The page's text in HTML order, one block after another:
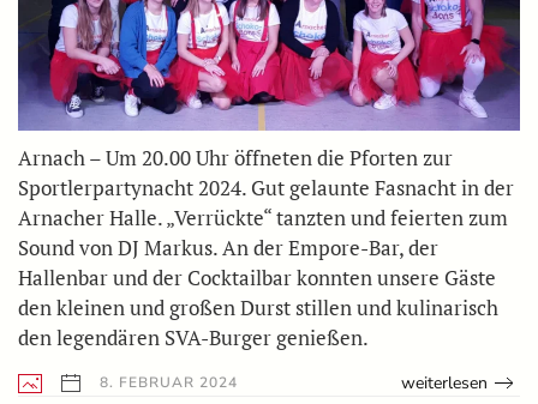
Arnach – Um 20.00 Uhr öffneten die Pforten zur
Sportlerpartynacht 2024. Gut gelaunte Fasnacht in der
Arnacher Halle. „Verrückte“ tanzten und feierten zum
Sound von DJ Markus. An der Empore-Bar, der
Hallenbar und der Cocktailbar konnten unsere Gäste
den kleinen und großen Durst stillen und kulinarisch
den legendären SVA-Burger genießen.
8. FEBRUAR 2024 weiterlesen